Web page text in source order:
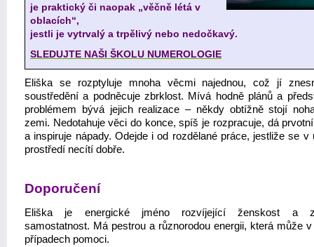
je praktický či naopak „věčně létá v
oblacích“,
jestli je vytrvalý a trpělivý nebo nedočkavý.
SLEDUJTE NAŠI ŠKOLU NUMEROLOGIE
Eliška se rozptyluje mnoha věcmi najednou, což jí
soustředění a podněcuje zbrklost. Mívá hodně plánů a
problémem bývá jejich realizace – někdy obtížně stojí
zemi. Nedotahuje věci do konce, spíš je rozpracuje, dá
a inspiruje nápady. Odejde i od rozdělané práce, jestliže se v
prostředí necítí dobře.
Doporučení
Eliška je energické jméno rozvíjející ženskost a
samostatnost. Má pestrou a různorodou energii, která může
případech pomoci.